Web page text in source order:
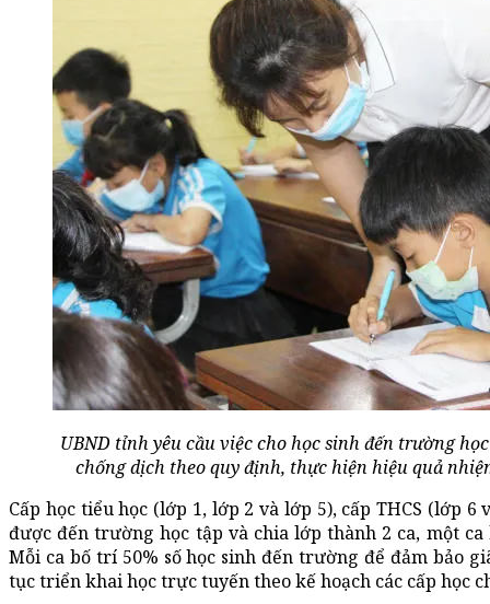
UBND tỉnh yêu cầu việc cho học sinh đến trường
chống dịch theo quy định, thực hiện hiệu quả
Cấp học tiểu học (lớp 1, lớp 2 và lớp 5), cấp THCS (lớp 6
được đến trường học tập và chia lớp thành 2 ca, một
Mỗi ca bố trí 50% số học sinh đến trường để đảm bảo
tục triển khai học trực tuyến theo kế hoạch các cấp học